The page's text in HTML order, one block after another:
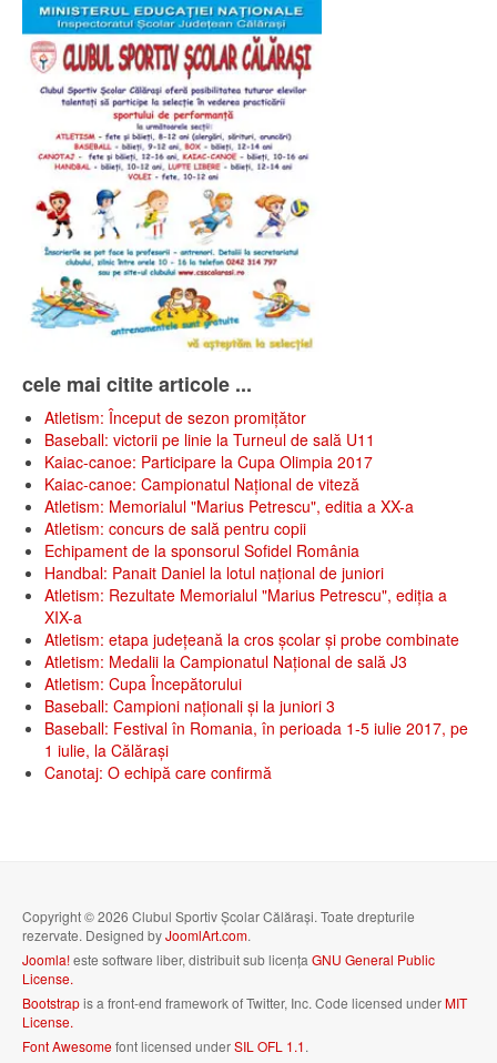
cele mai citite articole ...
Atletism: Început de sezon promițător
Baseball: victorii pe linie la Turneul de sală U11
Kaiac-canoe: Participare la Cupa Olimpia 2017
Kaiac-canoe: Campionatul Național de viteză
Atletism: Memorialul "Marius Petrescu", editia a XX-a
Atletism: concurs de sală pentru copii
Echipament de la sponsorul Sofidel România
Handbal: Panait Daniel la lotul național de juniori
Atletism: Rezultate Memorialul "Marius Petrescu", ediția a
XIX-a
Atletism: etapa județeană la cros școlar și probe combinate
Atletism: Medalii la Campionatul Național de sală J3
Atletism: Cupa Începătorului
Baseball: Campioni naționali și la juniori 3
Baseball: Festival în Romania, în perioada 1-5 iulie 2017, pe
1 iulie, la Călăraşi
Canotaj: O echipă care confirmă
Copyright © 2026 Clubul Sportiv Școlar Călărași. Toate drepturile
rezervate. Designed byJoomlArt.com.
Joomla!este software liber, distribuit sub licența GNU General Public
License.
Bootstrapis a front-end framework of Twitter, Inc. Code licensed underMIT
License.
Font Awesomefont licensed underSIL OFL 1.1.